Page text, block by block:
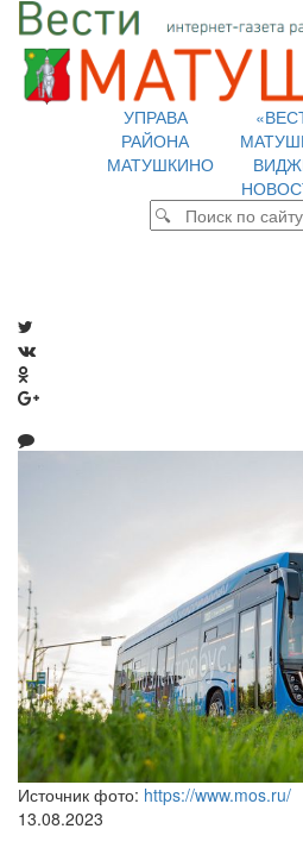
УПРАВА
РАЙОНА
МАТУШКИНО
Источник фото: https://www.mos.ru/
13.08.2023